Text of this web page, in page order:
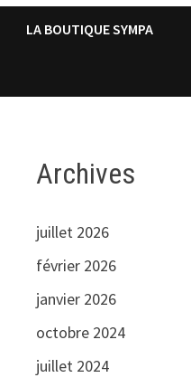
LA BOUTIQUE SYMPA
Archives
juillet 2026
février 2026
janvier 2026
octobre 2024
juillet 2024